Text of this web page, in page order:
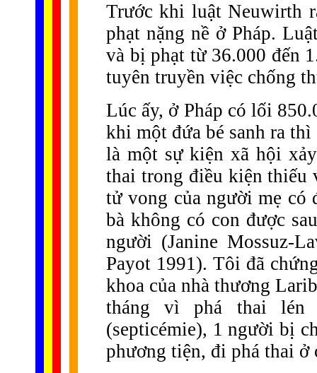
Trước khi luật Neuwirth
phạt nặng nề ở Pháp.
và bị phạt từ 36.000 đến
tuyên truyền việc chống
Lúc ấy, ở Pháp có lối
khi một đứa bé sanh ra
là một sự kiện xã hội
thai trong điều kiện thiếu
tử vong của người mẹ có
bà không có con được
người (Janine Mossuz-
Payot 1991). Tôi đã
khoa của nhà thương
tháng vì phá thai lén
(septicémie), 1 người bị
phương tiện, đi phá thai ở